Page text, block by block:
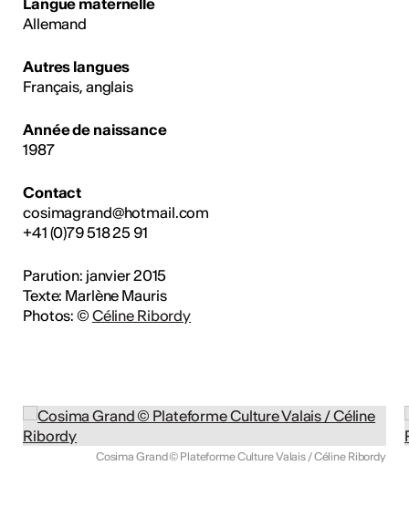
Langue maternelle
Allemand
Autres langues
Français, anglais
Année de naissance
1987
Contact
cosimagrand@hotmail.com
+41 (0)79 518 25 91
Parution: janvier 2015
Texte: Marlène Mauris
Photos: © Céline Ribordy
Cosima Grand © Plateforme Culture Valais / Céline Ribordy